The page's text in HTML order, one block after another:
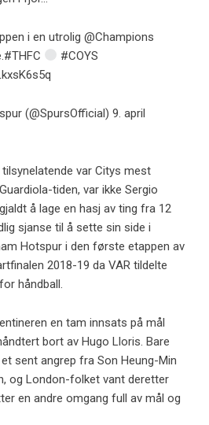
i en utrolig@Champions
#THFC
#COYS
(@SpursOfficial) 9. april
var Citys mest
tiden, var ikke Sergio
å lage en hasj av ting fra 12
sjanse til å sette sin side i
Hotspur i den første etappen av
2018-19 da VAR tildelte
håndball.
en tam innsats på mål
bort av Hugo Lloris. Bare
sent angrep fra Son Heung-Min
og London-folket vant deretter
en andre omgang full av mål og